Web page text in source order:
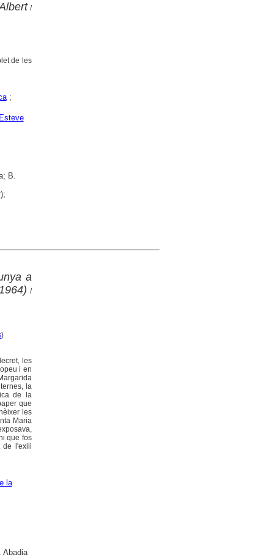
/
de les
;
B.
a
/
)
les
i en
la
de la
que
les
Maria
que fos
de l'exili
la
Abadia